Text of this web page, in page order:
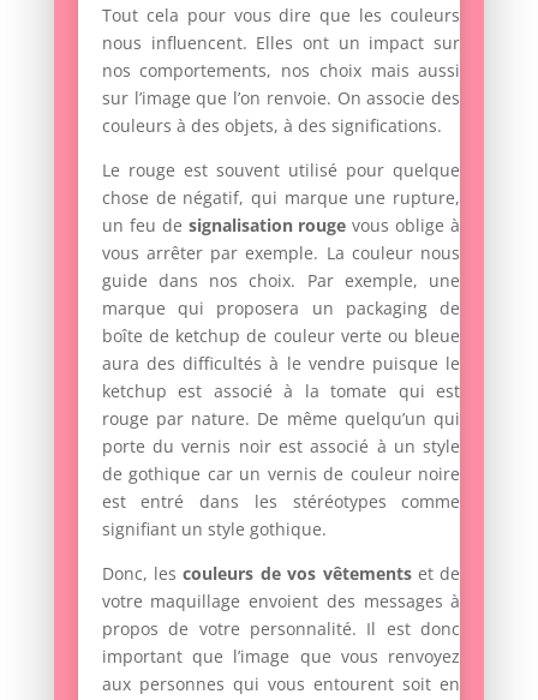
Tout cela pour vous dire que les couleurs
nous influencent. Elles ont un impact sur
nos comportements, nos choix mais aussi
sur l’image que l’on renvoie. On associe des
couleurs à des objets, à des significations.
Le rouge est souvent utilisé pour quelque
chose de négatif, qui marque une rupture,
un feu de signalisation rouge vous oblige à
vous arrêter par exemple. La couleur nous
guide dans nos choix. Par exemple, une
marque qui proposera un packaging de
boîte de ketchup de couleur verte ou bleue
aura des difficultés à le vendre puisque le
ketchup est associé à la tomate qui est
rouge par nature. De même quelqu’un qui
porte du vernis noir est associé à un style
de gothique car un vernis de couleur noire
est entré dans les stéréotypes comme
signifiant un style gothique.
Donc, lescouleurs de vos vêtementset de
votre maquillage envoient des messages à
propos de votre personnalité. Il est donc
important que l’image que vous renvoyez
aux personnes qui vous entourent soit en